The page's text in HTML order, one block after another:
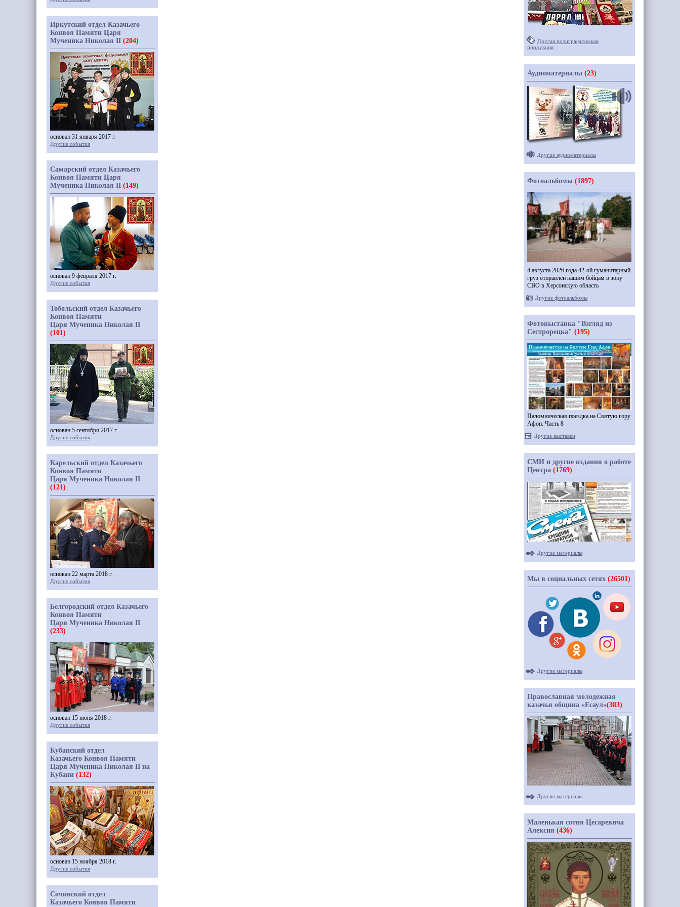
Иркутский отдел Казачьего
Конвоя Памяти Царя
Мученика Николая II (204)
основан 31 января 2017 г.
Другие события
Самарский отдел Казачьего
Конвоя Памяти Царя
Мученика Николая II (149)
основан 9 февраля 2017 г.
Другие события
Тобольский отдел Казачьего
Конвоя Памяти
Царя Мученика Николая II
(101)
основан 5 сентября 2017 г.
Другие события
Карельский отдел Казачьего
Конвоя Памяти
Царя Мученика Николая II
(121)
основан 22 марта 2018 г.
Другие события
Белгородский отдел Казачьего
Конвоя Памяти
Царя Мученика Николая II
(233)
основан 15 июня 2018 г.
Другие события
Кубанский отдел
Казачьего Конвоя Памяти
Царя Мученика Николая II на
Кубани (132)
основан 15 ноября 2018 г.
Другие события
Сочинский отдел
Казачьего Конвоя Памяти
Другая полиграфическая
продукция
Аудиоматериалы (23)
Другие аудиоматериалы
Фотоальбомы (1897)
4 августа 2026 года 42-ой гуманитарный
груз отправлен нашим бойцам в зону
СВО в Херсонскую область
Другие фотоальбомы
Фотовыставка "Взгляд из
Сестрорецка" (195)
Паломническая поездка на Святую гору
Афон. Часть 8
Другие выставки
СМИ и другие издания о работе
Центра (1769)
Другие материалы
Мы в социальных сетях (26501)
Другие материалы
Православная молодежная
казачья община «Есаул»(383)
Другие материалы
Маленькая сотня Цесаревича
Алексия (436)